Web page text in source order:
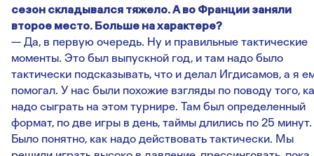
сезон складывался тяжело. А во Франции заняли
второе место. Больше на характере?
— Да, в первую очередь. Ну и правильные тактические
моменты. Это был выпускной год, и там надо было
тактически подсказывать, что и делал Игдисамов, а я
помогал. У нас были похожие взгляды по поводу того,
надо сыграть на этом турнире. Там был определенный
формат, по две игры в день, таймы длились по 25 минут.
Было понятно, как надо действовать тактически. Мы